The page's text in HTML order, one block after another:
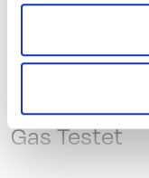
Fast
Gas Testet